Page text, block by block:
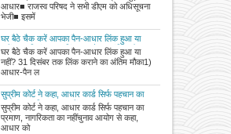
आधार■ राजस्व परिषद ने सभी डीएम को अधिसूचना
भेजी■ इसमें
घर बैठे चैक करें आपका पैन-आधार लिंक हुआ या
नहीं? 31 दिसंबर तक लिंक कराने का अंतिम मौका
घर बैठे चैक करें आपका पैन-आधार लिंक हुआ या
नहीं? 31 दिसंबर तक लिंक कराने का अंतिम मौका1)
आधार-पैन ल
सुप्रीम कोर्ट ने कहा, आधार कार्ड सिर्फ पहचान का
प्रमाण, नागरिकता का नहीं
सुप्रीम कोर्ट ने कहा, आधार कार्ड सिर्फ पहचान का
प्रमाण, नागरिकता का नहींचुनाव आयोग से कहा,
आधार को